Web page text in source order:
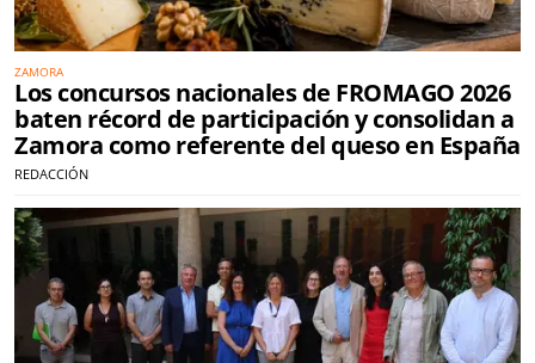
ZAMORA
Los concursos nacionales de FROMAGO 2026
baten récord de participación y consolidan a
Zamora como referente del queso en España
REDACCIÓN